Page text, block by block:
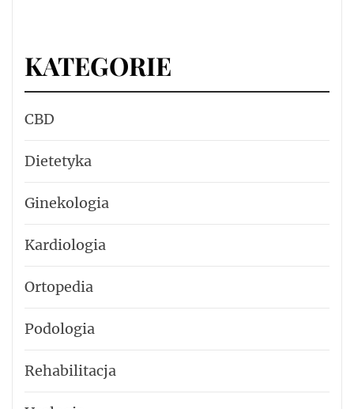
KATEGORIE
CBD
Dietetyka
Ginekologia
Kardiologia
Ortopedia
Podologia
Rehabilitacja